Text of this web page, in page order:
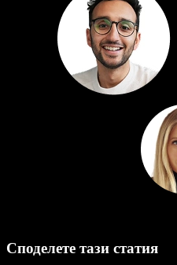
Споделете тази статия